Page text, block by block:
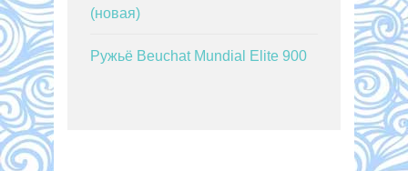
(новая)
Ружьё Beuchat Mundial Elite 900